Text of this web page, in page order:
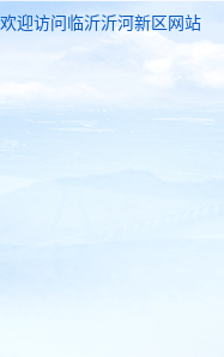
欢迎访问临沂沂河新区网站